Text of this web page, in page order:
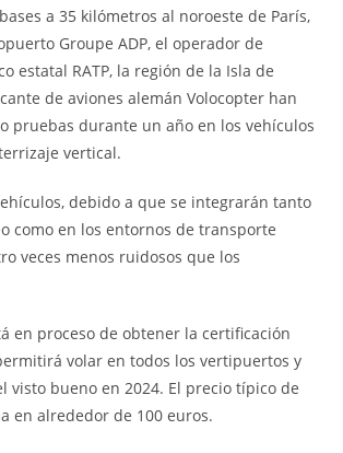
a 35 kilómetros al noroeste de París,
Groupe ADP, el operador de
estatal RATP, la región de la Isla de
de aviones alemán Volocopter han
pruebas durante un año en los vehículos
vertical.
debido a que se integrarán tanto
como en los entornos de transporte
veces menos ruidosos que los
en proceso de obtener la certificación
volar en todos los vertipuertos y
visto bueno en 2024. El precio típico de
en alrededor de 100 euros.